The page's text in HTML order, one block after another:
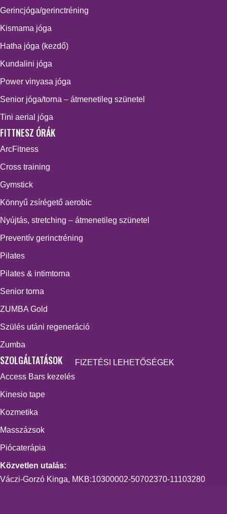
Gerincjóga/gerinctréning
Kismama jóga
Hatha jóga (kezdő)
Kundalini jóga
Power vinyasa jóga
Senior jóga/torna – átmenetileg szünetel
Tini aerial jóga
FITTNESZ ÓRÁK
ArcFitness
Cross training
Gymstick
Könnyű zsírégető aerobic
Nyújtás, stretching – átmenetileg szünetel
Preventív gerinctréning
Pilates
Pilates & intimtorna
Senior torna
ZUMBA Gold
Szülés utáni regeneráció
Zumba
SZOLGÁLTATÁSOK
Access Bars kezelés
Kinesio tape
Kozmetika
Masszázsok
Piócaterápia
FIZETÉSI LEHETŐSÉGEK
Közvetlen utalás:
Váczi-Gorzó Kinga, MKB:10300002-50702370-11103280